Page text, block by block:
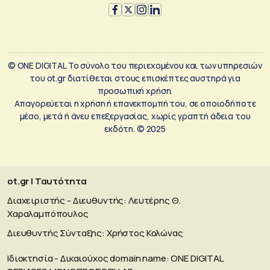
© ONE DIGITAL Το σύνολο του περιεχομένου και των υπηρεσιών
του ot.gr διατίθεται στους επισκέπτες αυστηρά για
προσωπική χρήση.
Απαγορεύεται η χρήση ή επανεκπομπή του, σε οποιοδήποτε
μέσο, μετά ή άνευ επεξεργασίας, χωρίς γραπτή άδεια του
εκδότη. © 2025
ot.gr | Ταυτότητα
Διαχειριστής - Διευθυντής: Λευτέρης Θ.
Χαραλαμπόπουλος
Διευθυντής Σύνταξης: Χρήστος Κολώνας
Ιδιοκτησία - Δικαιούχος domain name: ΟΝΕ DIGITAL